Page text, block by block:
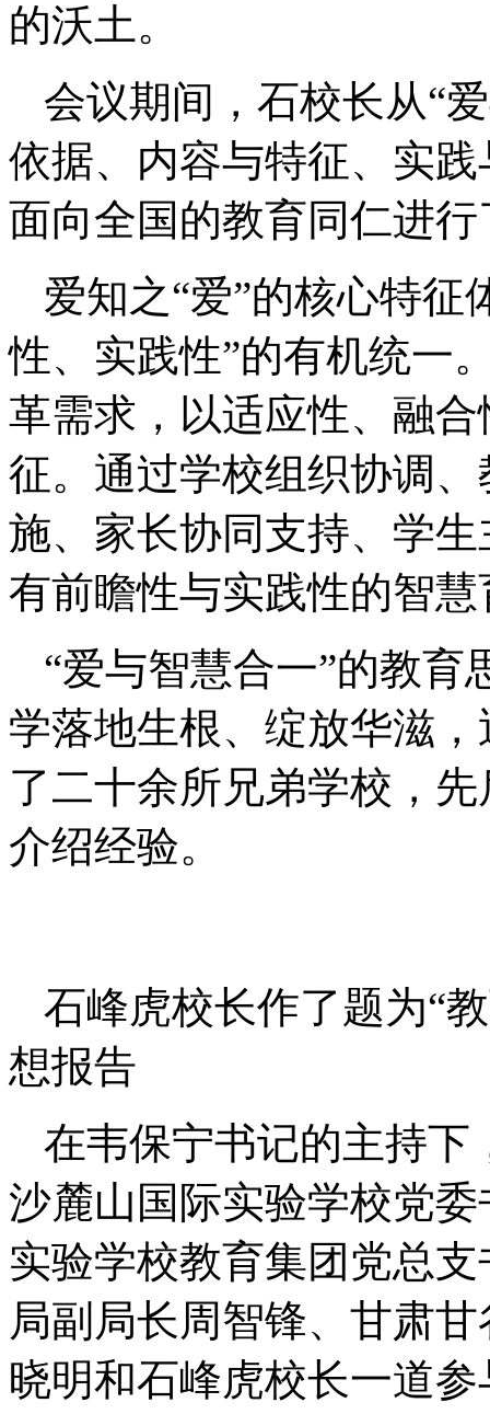
的沃土。
会议期间，石校长从“
依据、内容与特征、实
面向全国的教育同仁进
爱知之“爱”的核心特征
性、实践性”的有机统一
革需求，以适应性、融
征。通过学校组织协调
施、家长协同支持、学
有前瞻性与实践性的智
“爱与智慧合一”的教
学落地生根、绽放华滋
了二十余所兄弟学校，
介绍经验。
石峰虎校长作了题为“
想报告
在韦保宁书记的主持下
沙麓山国际实验学校党
实验学校教育集团党总
局副局长周智锋、甘肃
晓明和石峰虎校长一道